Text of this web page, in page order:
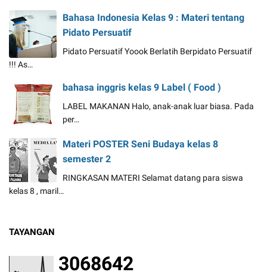
Bahasa Indonesia Kelas 9 : Materi tentang
Pidato Persuatif
Pidato Persuatif Yoook Berlatih Berpidato Persuatif
!!! As…
bahasa inggris kelas 9 Label ( Food )
LABEL MAKANAN Halo, anak-anak luar biasa. Pada
per…
Materi POSTER Seni Budaya kelas 8
semester 2
RINGKASAN MATERI Selamat datang para siswa
kelas 8 , maril…
TAYANGAN
3068642